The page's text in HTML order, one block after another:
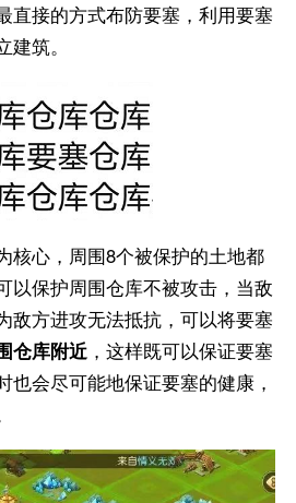
接的方式布防要塞，利用要塞
筑。
心，周围8个被保护的土地都
以保护周围仓库不被攻击，当敌
敌方进攻无法抵抗，可以将要塞
仓库附近 ，这样既可以保证要塞
也会尽可能地保证要塞的健康，